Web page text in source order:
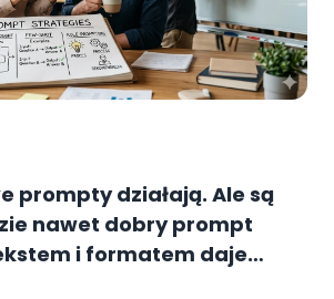
prompty działają. Ale są
nawet dobry prompt
i formatem daje